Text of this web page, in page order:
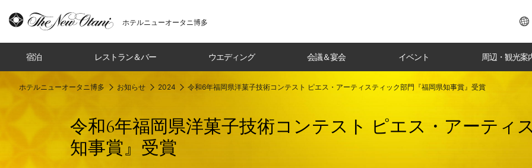
ホテルニューオータニ博多
宿泊 レストラン＆バー ウエディング 会議＆宴会 イベント 周辺・観光案
ホテルニューオータニ博多 お知らせ 2024 令和6年福岡県洋菓子技術コンテスト ピエス・アーティスティック部門『福岡県知事賞』受賞
令和6年福岡県洋菓子技術コンテスト ピエス・アーティ
知事賞』受賞